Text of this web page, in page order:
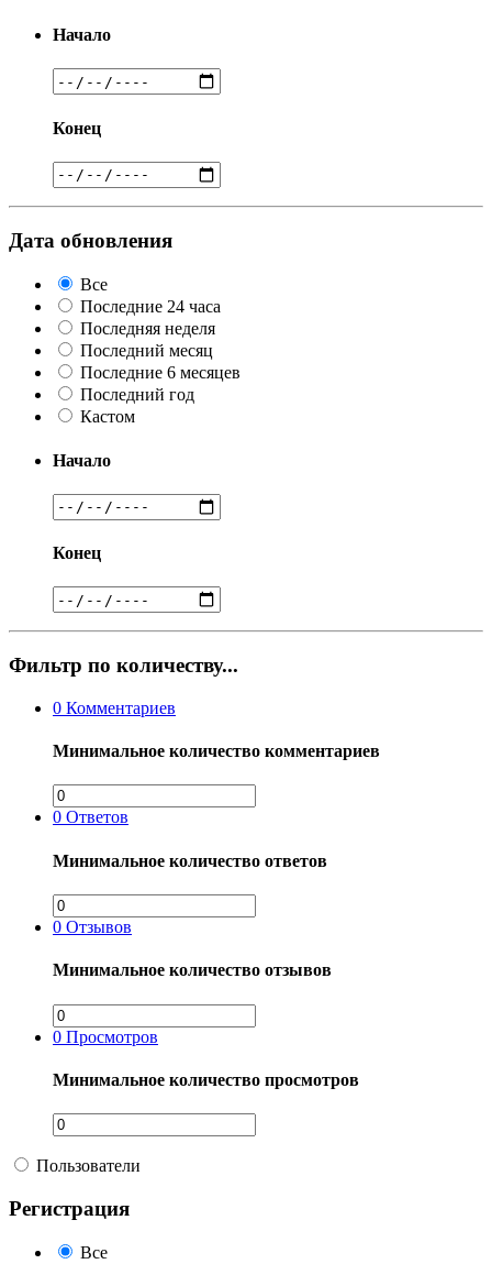
Начало
Конец
Дата обновления
Все
Последние 24 часа
Последняя неделя
Последний месяц
Последние 6 месяцев
Последний год
Кастом
Начало
Конец
Фильтр по количеству...
0 Комментариев
Минимальное количество комментариев
0 Ответов
Минимальное количество ответов
0 Отзывов
Минимальное количество отзывов
0 Просмотров
Минимальное количество просмотров
Пользователи
Регистрация
Все